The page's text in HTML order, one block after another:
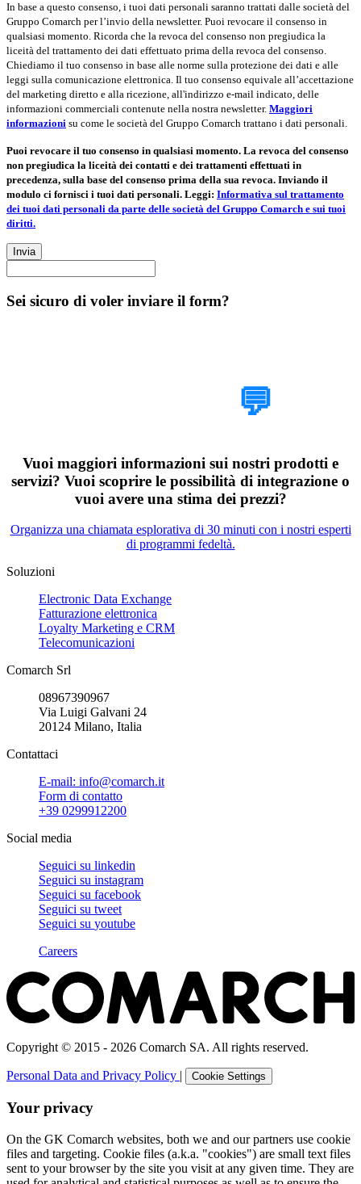
In base a questo consenso, i tuoi dati personali saranno trattati dalle società del
Gruppo Comarch per l’invio della newsletter. Puoi revocare il consenso in
qualsiasi momento. Ricorda che la revoca del consenso non pregiudica la
liceità del trattamento dei dati effettuato prima della revoca del consenso.
Chiediamo il tuo consenso in base alle norme sulla protezione dei dati e alle
leggi sulla comunicazione elettronica. Il tuo consenso equivale all’accettazione
del marketing diretto e alla ricezione, all'indirizzo e-mail indicato, delle
informazioni commerciali contenute nella nostra newsletter. Maggiori
informazioni su come le società del Gruppo Comarch trattano i dati personali.
Puoi revocare il tuo consenso in qualsiasi momento. La revoca del consenso
non pregiudica la liceità dei contatti e dei trattamenti effettuati in
precedenza, sulla base del consenso prima della sua revoca. Inviando il
modulo ci fornisci i tuoi dati personali. Leggi: Informativa sul trattamento
dei tuoi dati personali da parte delle società del Gruppo Comarch e sui tuoi
diritti.
Invia
Sei sicuro di voler inviare il form?
💬
Vuoi maggiori informazioni sui nostri prodotti e
servizi? Vuoi scoprire le possibilità di integrazione o
vuoi avere una stima dei prezzi?
Organizza una chiamata esplorativa di 30 minuti con i nostri esperti
di programmi fedeltà.
Soluzioni
Electronic Data Exchange
Fatturazione elettronica
Loyalty Marketing e CRM
Telecomunicazioni
Comarch Srl
08967390967
Via Luigi Galvani 24
20124 Milano, Italia
Contattaci
E-mail: info@comarch.it
Form di contatto
+39 0299912200
Social media
Seguici su linkedin
Seguici su instagram
Seguici su facebook
Seguici su tweet
Seguici su youtube
Careers
Copyright © 2015 - 2026 Comarch SA. All rights reserved.
Personal Data and Privacy Policy | Cookie Settings
Your privacy
On the GK Comarch websites, both we and our partners use cookie
files and targeting. Cookie files (a.k.a. "cookies") are small text files
sent to your browser by the site you visit at any given time. They are